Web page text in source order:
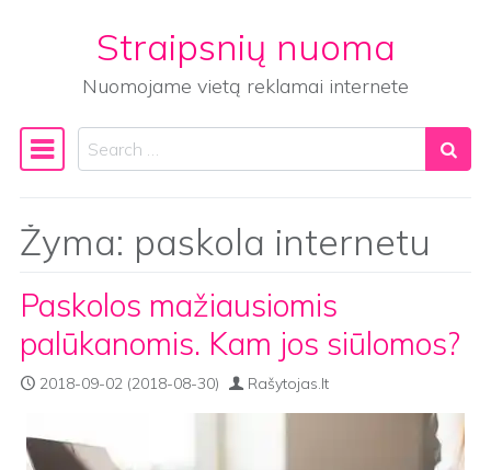
Straipsnių nuoma
Nuomojame vietą reklamai internete
Main Navigation
Search
Žyma: paskola internetu
Paskolos mažiausiomis
palūkanomis. Kam jos siūlomos?
2018-09-02 (2018-08-30) Rašytojas.lt